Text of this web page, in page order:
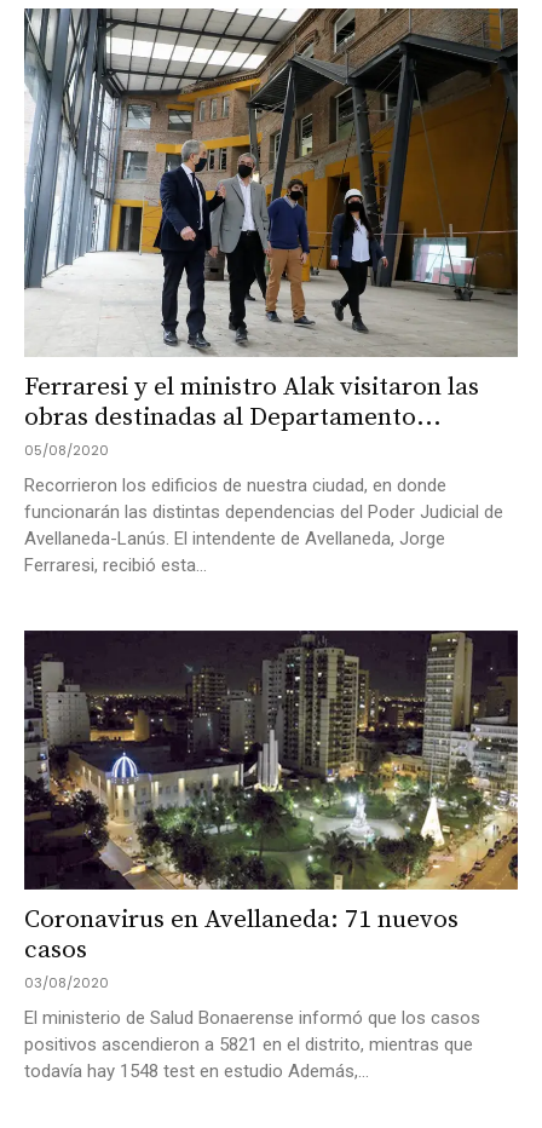
Ferraresi y el ministro Alak visitaron las
obras destinadas al Departamento...
05/08/2020
Recorrieron los edificios de nuestra ciudad, en donde
funcionarán las distintas dependencias del Poder Judicial de
Avellaneda-Lanús. El intendente de Avellaneda, Jorge
Ferraresi, recibió esta...
Coronavirus en Avellaneda: 71 nuevos
casos
03/08/2020
El ministerio de Salud Bonaerense informó que los casos
positivos ascendieron a 5821 en el distrito, mientras que
todavía hay 1548 test en estudio Además,...